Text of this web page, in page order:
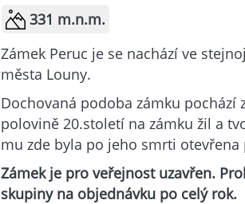
331 m.n.m.
Zámek Peruc je se nachází ve
města Louny.
Dochovaná podoba zámku pochází
polovině 20.století na zámku žil a
mu zde byla po jeho smrti otevřena
Zámek je pro veřejnost uzavřen.
skupiny na objednávku po celý rok.